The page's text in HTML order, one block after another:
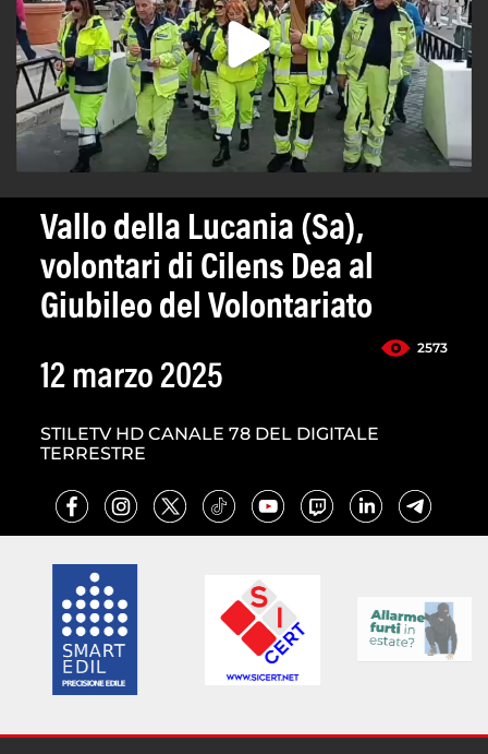
Vallo della Lucania (Sa),
volontari di Cilens Dea al
Giubileo del Volontariato
2573
12 marzo 2025
STILETV HD CANALE 78 DEL DIGITALE
TERRESTRE